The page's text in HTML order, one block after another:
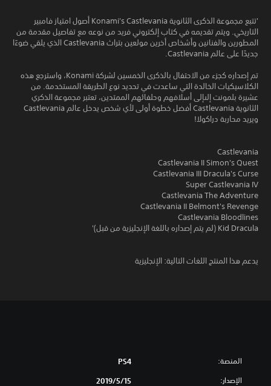
'تتبع مجموعة الذكرى الثانوية Konami's Castlevania أصول امتياز فامبير
التاريخي. ويتم تقديمه في كتاب إلكتروني فريد من نوعه مع تفاصيل مقدمة من
المطورين والفنانين وأشخاص أخرين مولعين بتراث Castlevania الذي يلقي ضوءًا
جديدًا على عالم Castlevania.
تم إصداره كجزء من الاحتفال بالذكرى الخمسين لشركة Konami، واسترجع هذه
الكلاسيكيات الخالدة التي ساعدت في تحديد نوع الطريقة المستخدمة. من
عشيرة بلمونت إلىإلى أسلافهم وحلفائهم الممتدين، تعتبر مجموعة الذكري
الثانوية Castlevania أفضل خطوة أولى لأي شخص يدخل عالم Castlevania
ويريد محاربة دراكولا!
Castlevania
Castlevania II Simon's Quest
Castlevania III Dracula's Curse
Super Castlevania IV
Castlevania The Adventure
Castlevania II Belmont's Revenge
Castlevania Bloodlines
Kid Dracula (لم يتم إصداره باللغة الإنجليزية من قبل)'
يدعم هذا المنتج اللغات التالية: الإنجليزية
المنصة: PS4
الإصدار: 15‏/5‏/2019